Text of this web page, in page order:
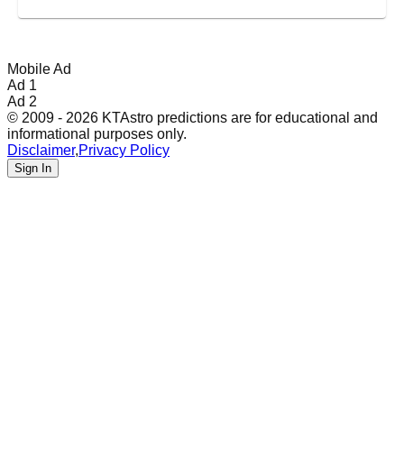
Mobile Ad
Ad 1
Ad 2
© 2009 - 2026 KTAstro predictions are for educational and
informational purposes only.
Disclaimer,Privacy Policy
Sign In